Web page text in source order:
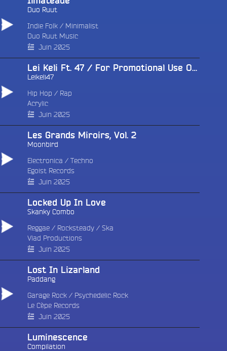
Duo Ruut
Indie Folk / Minimalist
Duo Ruut Music
Juin 2025
Lei Keli Ft. 47 / For Promotional Use Only
Leikeli47
Hip Hop / Rap
Acrylic
Juin 2025
Les Grands Miroirs, Vol. 2
Moonbird
Electronica / Techno
Egoist Records
Juin 2025
Locked Up In Love
Skanky Combo
Reggae / Rocksteady / Ska
Vlad Productions
Juin 2025
Lost In Lizarland
Paddang
Garage Rock / Psychedelic Rock
Le Cèpe Records
Juin 2025
Luminescence
Compilation